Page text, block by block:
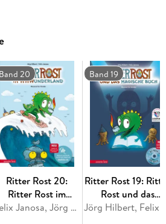
Musical verbinden.
und Dahinschmelzen, auch ohne Bad
Band 20
Ritter Rost 20:
Ritter Rost im
WWWunderland Felix Janosa, Jörg Hilbert
Band 19
Ritter Rost 19:
Rost und das
magische Buch